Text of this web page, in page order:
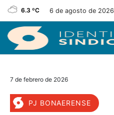
6.3 ºC 6 de agosto de 2026
7 de febrero de 2026
PJ BONAERENSE